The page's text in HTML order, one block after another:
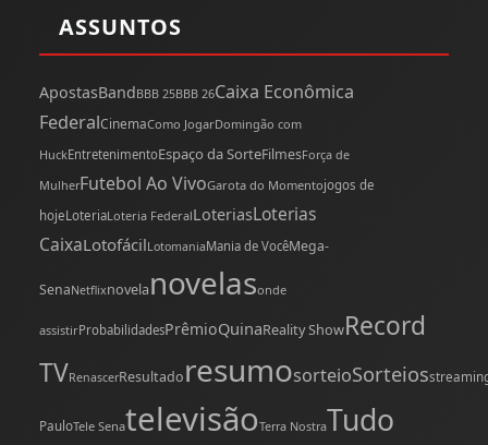
ASSUNTOS
ApostasBandBBB 25BBB 26Caixa Econômica
FederalCinemaComo JogarDomingão com
HuckEntretenimentoEspaço da SorteFilmesForça de
MulherFutebol Ao VivoGarota do Momentojogos de
hojeLoteriaLoteria FederalLoteriasLoterias
CaixaLotofácilLotomaniaMania de VocêMega-
SenaNetflixnovelanovelasonde
assistirProbabilidadesPrêmioQuinaReality ShowRecord
TVRenascerResultadoresumosorteioSorteios
PauloTele SenatelevisãoTerra NostraTudo